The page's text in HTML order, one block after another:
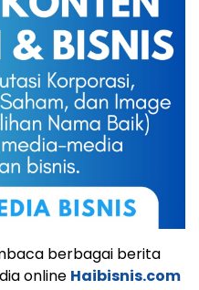
berbagai berita
online Haibisnis.com